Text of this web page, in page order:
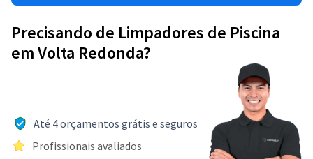
Precisando de Limpadores de Piscina
em Volta Redonda?
Até 4 orçamentos grátis e seguros
Profissionais avaliados